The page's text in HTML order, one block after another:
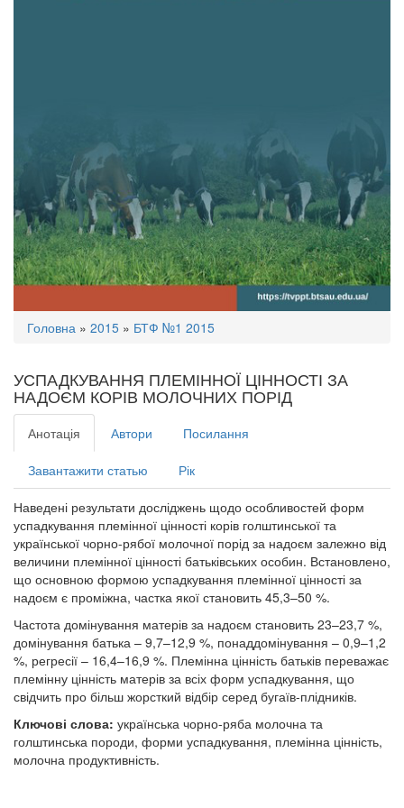
Ви
тут
Головна » 2015 » БТФ №1 2015
УСПАДКУВАННЯ ПЛЕМІННОЇ ЦІННОСТІ ЗА
НАДОЄМ КОРІВ МОЛОЧНИХ ПОРІД
Анотація Автори Посилання
Завантажити статью Рік
Наведені результати досліджень щодо особливостей форм
успадкування племінної цінності корів голштинської та
української чорно-рябої молочної порід за надоєм залежно від
величини племінної цінності батьківських особин. Встановлено,
що основною формою успадкування племінної цінності за
надоєм є проміжна, частка якої становить 45,3–50 %.
Частота домінування матерів за надоєм становить 23–23,7 %,
домінування батька – 9,7–12,9 %, понаддомінування – 0,9–1,2
%, регресії – 16,4–16,9 %. Племінна цінність батьків переважає
племінну цінність матерів за всіх форм успадкування, що
свідчить про більш жорсткий відбір серед бугаїв-плідників.
Ключові слова: українська чорно-ряба молочна та
голштинська породи, форми успадкування, племінна цінність,
молочна продуктивність.